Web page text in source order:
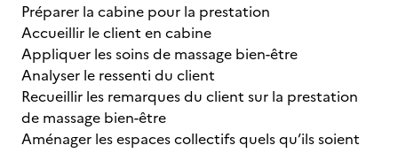
Préparer la cabine pour la prestation
Accueillir le client en cabine
Appliquer les soins de massage bien-être
Analyser le ressenti du client
Recueillir les remarques du client sur la prestation
de massage bien-être
Aménager les espaces collectifs quels qu’ils soient